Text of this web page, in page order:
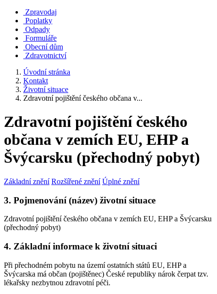
Zpravodaj
Poplatky
Odpady
Formuláře
Obecní dům
Zdravotnictví
Úvodní stránka
Kontakt
Životní situace
Zdravotní pojištění českého občana v...
Zdravotní pojištění českého
občana v zemích EU, EHP a
Švýcarsku (přechodný pobyt)
Základní znění Rozšířené znění Úplné znění
3. Pojmenování (název) životní situace
Zdravotní pojištění českého občana v zemích EU, EHP a Švýcarsku
(přechodný pobyt)
4. Základní informace k životní situaci
Při přechodném pobytu na území ostatních států EU, EHP a
Švýcarska má občan (pojištěnec) České republiky nárok čerpat tzv.
lékařsky nezbytnou zdravotní péči.